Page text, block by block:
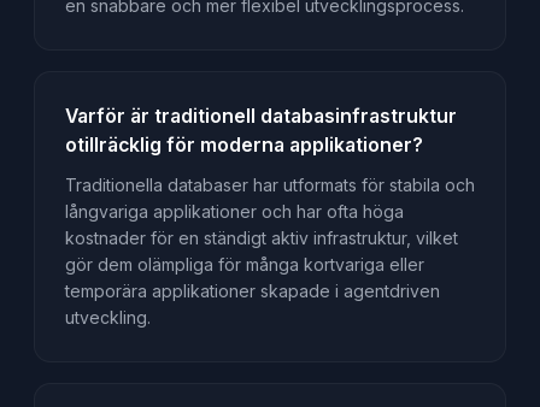
en snabbare och mer flexibel utvecklingsprocess.
Varför är traditionell databasinfrastruktur
otillräcklig för moderna applikationer?
Traditionella databaser har utformats för stabila och
långvariga applikationer och har ofta höga
kostnader för en ständigt aktiv infrastruktur, vilket
gör dem olämpliga för många kortvariga eller
temporära applikationer skapade i agentdriven
utveckling.